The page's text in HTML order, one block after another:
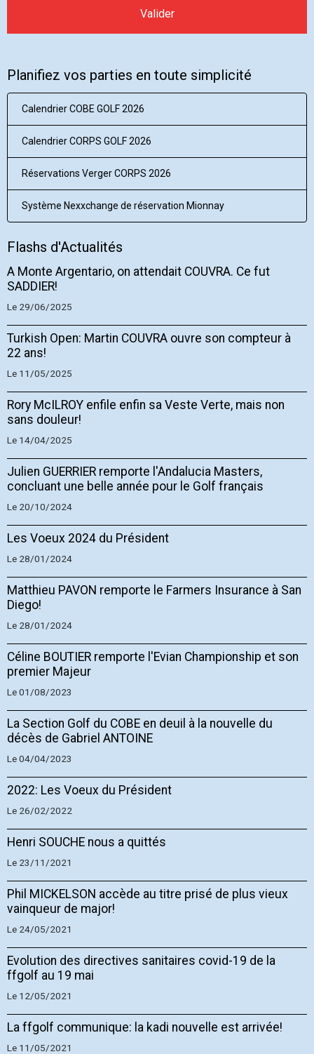
Valider
Planifiez vos parties en toute simplicité
Calendrier COBE GOLF 2026
Calendrier CORPS GOLF 2026
Réservations Verger CORPS 2026
Système Nexxchange de réservation Mionnay
Flashs d'Actualités
A Monte Argentario, on attendait COUVRA. Ce fut
SADDIER!
Le 29/06/2025
Turkish Open: Martin COUVRA ouvre son compteur à
22 ans!
Le 11/05/2025
Rory McILROY enfile enfin sa Veste Verte, mais non
sans douleur!
Le 14/04/2025
Julien GUERRIER remporte l'Andalucia Masters,
concluant une belle année pour le Golf français
Le 20/10/2024
Les Voeux 2024 du Président
Le 28/01/2024
Matthieu PAVON remporte le Farmers Insurance à San
Diego!
Le 28/01/2024
Céline BOUTIER remporte l'Evian Championship et son
premier Majeur
Le 01/08/2023
La Section Golf du COBE en deuil à la nouvelle du
décès de Gabriel ANTOINE
Le 04/04/2023
2022: Les Voeux du Président
Le 26/02/2022
Henri SOUCHE nous a quittés
Le 23/11/2021
Phil MICKELSON accède au titre prisé de plus vieux
vainqueur de major!
Le 24/05/2021
Evolution des directives sanitaires covid-19 de la
ffgolf au 19 mai
Le 12/05/2021
La ffgolf communique: la kadi nouvelle est arrivée!
Le 11/05/2021